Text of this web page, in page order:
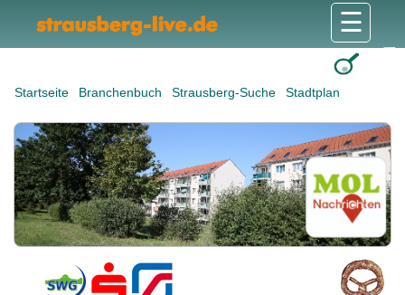
Startseite Branchenbuch Strausberg-Suche Stadtplan
☰